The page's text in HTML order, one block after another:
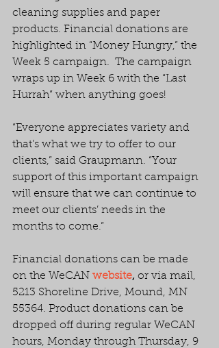
cleaning supplies and paper
products. Financial donations are
highlighted in “Money Hungry,” the
Week 5 campaign.  The campaign
wraps up in Week 6 with the “Last
Hurrah” when anything goes!
“Everyone appreciates variety and
that’s what we try to offer to our
clients,” said Graupmann. “Your
support of this important campaign
will ensure that we can continue to
meet our clients’ needs in the
months to come.”
Financial donations can be made
on the WeCAN website, or via mail,
5213 Shoreline Drive, Mound, MN
55364. Product donations can be
dropped off during regular WeCAN
hours, Monday through Thursday, 9